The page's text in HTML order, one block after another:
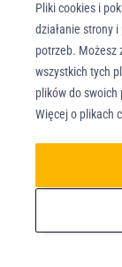
Copyright © Union
reserved.
Pliki cookies i
działanie strony
potrzeb. Możesz
wszystkich tych
plików do swoich
Więcej o plikach